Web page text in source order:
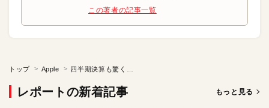
この著者の記事一覧
トップ Apple
レポートの新着記事 もっと見る